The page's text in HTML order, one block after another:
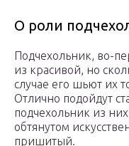
О роли
Подчехольник, во-
из красивой, но
случае его шьют их
Отлично подойдут
подчехольник из
обтянутом
пришитый.